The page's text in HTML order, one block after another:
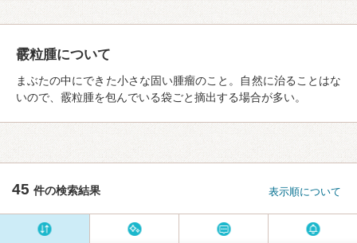
霰粒腫について
まぶたの中にできた小さな固い腫瘤のこと。自然に治ることはな
いので、霰粒腫を包んでいる袋ごと摘出する場合が多い。
45 件の検索結果 表示順について